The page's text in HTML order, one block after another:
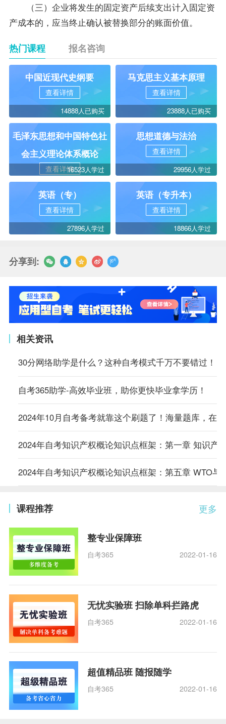
（三）企业将发生的固定资产后续支出计入固定资
产成本的，应当终止确认被替换部分的账面价值。
热门课程 报名咨询
中国近现代史纲要
查看详情
14888人已购买
马克思主义基本原理
查看详情
23888人已购买
毛泽东思想和中国特色社
会主义理论体系概论
查看详情16523人学过
思想道德与法治
查看详情
29956人学过
英语（专）
查看详情
27896人学过
英语（专升本）
查看详情
18866人学过
分享到:
相关资讯
30分网络助学是什么？这种自考模式千万不要错过！
自考365助学-高效毕业班，助你更快毕业拿学历！
2024年10月自考备考就靠这个刷题了！海量题库，在
2024年自考知识产权概论知识点框架：第一章 知识产
2024年自考知识产权概论知识点框架：第五章 WTO与
更多
课程推荐
整专业保障班
自考365 2022-01-16
无忧实验班 扫除单科拦路虎
自考365 2022-01-16
超值精品班 随报随学
自考365 2022-01-16